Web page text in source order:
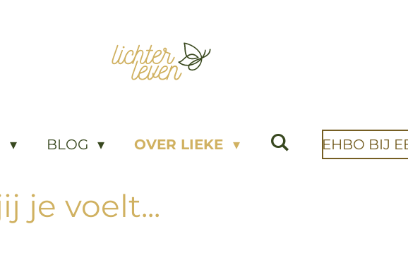
BLOG OVER LIEKE EHBO BIJ
je voelt...